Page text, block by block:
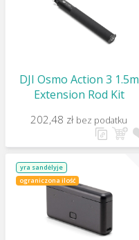
DJI Osmo Action 3 1.5m
Extension Rod Kit
202,48 zł bez podatku
yra sandėlyje
ograniczona ilość